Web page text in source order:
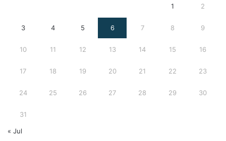
1 2
3 4 5 6 7 8 9
10 11 12 13 14 15 16
17 18 19 20 21 22 23
24 25 26 27 28 29 30
31
« Jul